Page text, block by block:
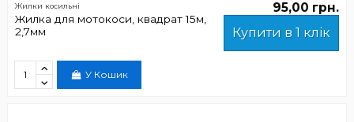
Жилки косильні
Жилка для мотокоси, квадрат 15м,
2,7мм
95,00 грн.
Купити в 1 клік
У Кошик